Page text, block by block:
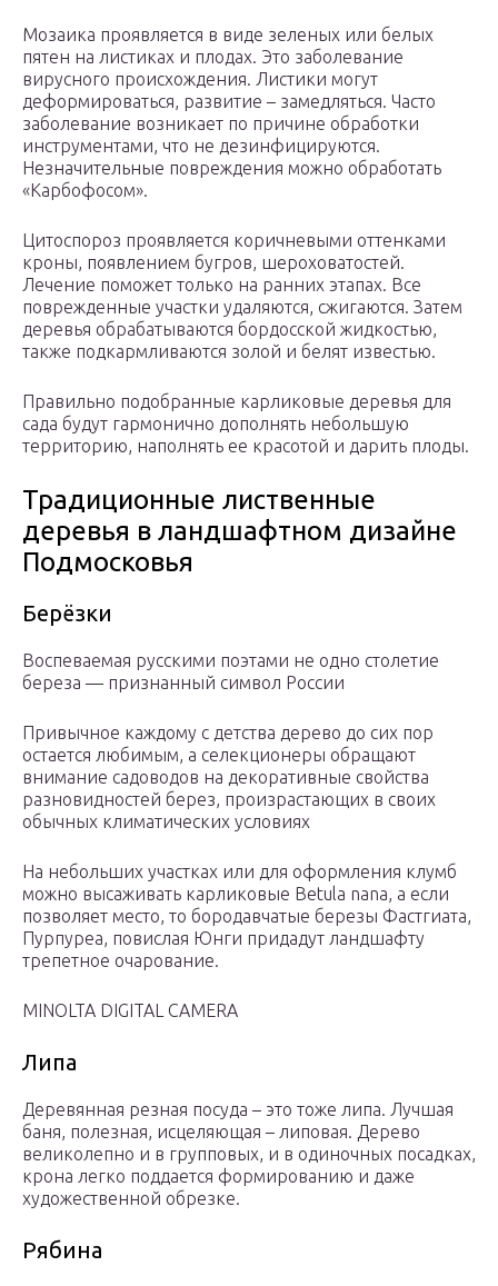
Мозаика проявляется в виде зеленых или белых
пятен на листиках и плодах. Это заболевание
вирусного происхождения. Листики могут
деформироваться, развитие – замедляться. Часто
заболевание возникает по причине обработки
инструментами, что не дезинфицируются.
Незначительные повреждения можно обработать
«Карбофосом».
Цитоспороз проявляется коричневыми оттенками
кроны, появлением бугров, шероховатостей.
Лечение поможет только на ранних этапах. Все
поврежденные участки удаляются, сжигаются. Затем
деревья обрабатываются бордосской жидкостью,
также подкармливаются золой и белят известью.
Правильно подобранные карликовые деревья для
сада будут гармонично дополнять небольшую
территорию, наполнять ее красотой и дарить плоды.
Традиционные лиственные
деревья в ландшафтном дизайне
Подмосковья
Берёзки
Воспеваемая русскими поэтами не одно столетие
береза — признанный символ России
Привычное каждому с детства дерево до сих пор
остается любимым, а селекционеры обращают
внимание садоводов на декоративные свойства
разновидностей берез, произрастающих в своих
обычных климатических условиях
На небольших участках или для оформления клумб
можно высаживать карликовые Betula nana, а если
позволяет место, то бородавчатые березы Фастгиата,
Пурпуреа, повислая Юнги придадут ландшафту
трепетное очарование.
MINOLTA DIGITAL CAMERA
Липа
Деревянная резная посуда – это тоже липа. Лучшая
баня, полезная, исцеляющая – липовая. Дерево
великолепно и в групповых, и в одиночных посадках,
крона легко поддается формированию и даже
художественной обрезке.
Рябина